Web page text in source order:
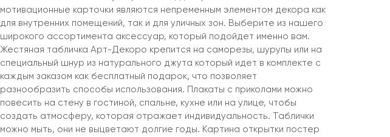
мотивационные карточки являются непременным элементом декора как
для внутренних помещений, так и для уличных зон. Выберите из нашего
широкого ассортимента аксессуар, который подойдет именно вам.
Жестяная табличка Арт-Декоро крепится на саморезы, шурупы или на
специальный шнур из натурального джута который идет в комплекте с
каждым заказом как бесплатный подарок, что позволяет
разнообразить способы использования. Плакаты с приколами можно
повесить на стену в гостиной, спальне, кухне или на улице, чтобы
создать атмосферу, которая отражает индивидуальность. Таблички
можно мыть, они не выцветают долгие годы. Картина открытки постер